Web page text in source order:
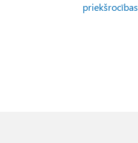
priekšrocības